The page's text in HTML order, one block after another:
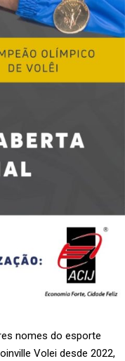
nomes do esporte
Volei desde 2022,